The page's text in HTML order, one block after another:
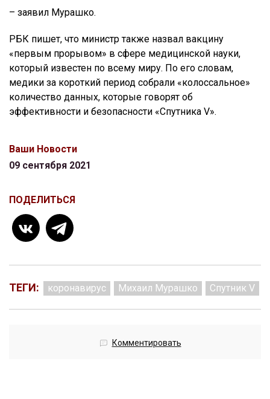
– заявил Мурашко.
РБК пишет, что министр также назвал вакцину
«первым прорывом» в сфере медицинской науки,
который известен по всему миру. По его словам,
медики за короткий период собрали «колоссальное»
количество данных, которые говорят об
эффективности и безопасности «Спутника V».
Ваши Новости
09 сентября 2021
ПОДЕЛИТЬСЯ
ТЕГИ: коронавирус Михаил Мурашко Спутник V
Комментировать